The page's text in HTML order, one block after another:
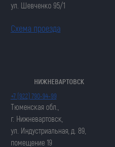
ул. Шевченко 95/1
Схема проезда
НИЖНЕВАРТОВСК
+7 (922) 790-94-99
Тюменская обл.,
г. Нижневартовск,
ул. Индустриальная, д. 89,
помещение 19